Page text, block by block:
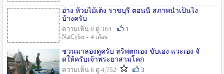
อ่าง ห้วยไม้เต็ง ราชบุรี ตอนนี้ สภาพน้ำเป็นไง
บ้างครับ
ความเห็น 0 ดู 384
1
NatCyber - 4 เดือน
ชวนมาลองดูครับ ทริพตกเอง ขับเอง แวะเอง จั
ดให้ครับเจ้าพระยาสามโคก
ความเห็น 6 ดู 4,752
3